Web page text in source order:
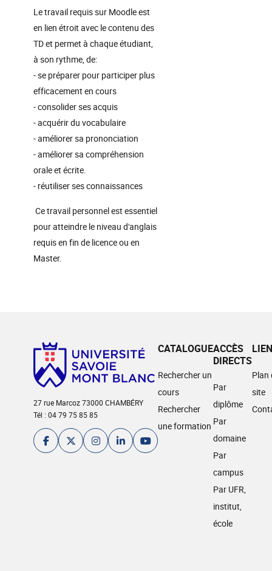
Le travail requis sur Moodle est
en lien étroit avec le contenu des
TD et permet à chaque étudiant,
à son rythme, de:
- se préparer pour participer plus
efficacement en cours
- consolider ses acquis
- acquérir du vocabulaire
- améliorer sa prononciation
- améliorer sa compréhension
orale et écrite.
- réutiliser ses connaissances
Ce travail personnel est essentiel
pour atteindre le niveau d'anglais
requis en fin de licence ou en
Master.
27 rue Marcoz 73000 CHAMBÉRY
Tél : 04 79 75 85 85
CATALOGUE
Rechercher un
cours
Rechercher
une formation
ACCÈS
DIRECTS
Par
diplôme
Par
domaine
Par
campus
Par UFR,
institut,
école
Plan
site